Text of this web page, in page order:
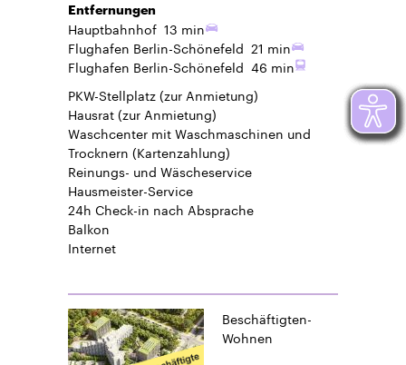
Entfernungen
Hauptbahnhof 13 min
Flughafen Berlin-Schönefeld 21 min
Flughafen Berlin-Schönefeld 46 min
PKW-Stellplatz(zur Anmietung)
Hausrat(zur Anmietung)
Waschcenter mit Waschmaschinen und
Trocknern (Kartenzahlung)
Reinungs- und Wäscheservice
Hausmeister-Service
24h Check-in nach Absprache
Balkon
Internet
Beschäftigten-
Wohnen